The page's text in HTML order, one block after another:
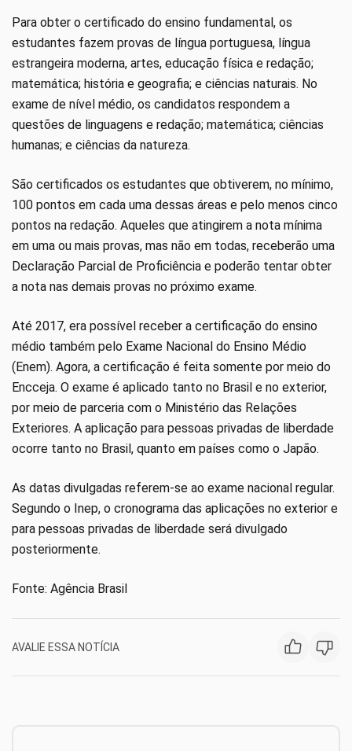
Para obter o certificado do ensino fundamental, os
estudantes fazem provas de língua portuguesa, língua
estrangeira moderna, artes, educação física e redação;
matemática; história e geografia; e ciências naturais. No
exame de nível médio, os candidatos respondem a
questões de linguagens e redação; matemática; ciências
humanas; e ciências da natureza.
São certificados os estudantes que obtiverem, no mínimo,
100 pontos em cada uma dessas áreas e pelo menos cinco
pontos na redação. Aqueles que atingirem a nota mínima
em uma ou mais provas, mas não em todas, receberão uma
Declaração Parcial de Proficiência e poderão tentar obter
a nota nas demais provas no próximo exame.
Até 2017, era possível receber a certificação do ensino
médio também pelo Exame Nacional do Ensino Médio
(Enem). Agora, a certificação é feita somente por meio do
Encceja. O exame é aplicado tanto no Brasil e no exterior,
por meio de parceria com o Ministério das Relações
Exteriores. A aplicação para pessoas privadas de liberdade
ocorre tanto no Brasil, quanto em países como o Japão.
As datas divulgadas referem-se ao exame nacional regular.
Segundo o Inep, o cronograma das aplicações no exterior e
para pessoas privadas de liberdade será divulgado
posteriormente.
Fonte: Agência Brasil
AVALIE ESSA NOTÍCIA